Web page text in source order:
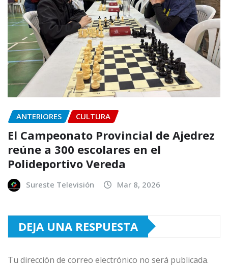
ANTERIORES CULTURA
El Campeonato Provincial de Ajedrez
reúne a 300 escolares en el
Polideportivo Vereda
Sureste Televisión Mar 8, 2026
DEJA UNA RESPUESTA
Tu dirección de correo electrónico no será publicada.